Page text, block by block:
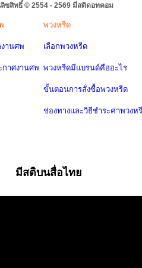
ลิขสิทธิ์ © 2554 - 2569 มีสติดอทคอม
านศพ
กาศงานศพ
พวงหรีด
เลือกพวงหรีด
พวงหรีดมีแบรนด์คืออะไร
ขั้นตอนการสั่งซื้อพวงหรีด
ช่องทางและวิธีชำระค่าพวงห
มีสติบนสื่อไทย